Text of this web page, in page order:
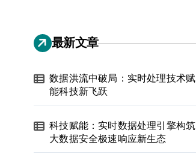
最新文章
数据洪流中破局：实时处理技术赋
能科技新飞跃
科技赋能：实时数据处理引擎构筑
大数据安全极速响应新生态